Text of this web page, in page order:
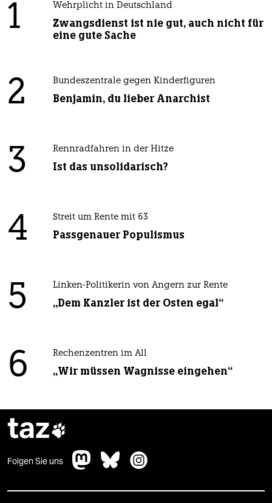
1 Wehrplicht in Deutschland
Zwangsdienst ist nie gut, auch nicht für
eine gute Sache
2 Bundeszentrale gegen Kinderfiguren
Benjamin, du lieber Anarchist
3 Rennradfahren in der Hitze
Ist das unsolidarisch?
4 Streit um Rente mit 63
Passgenauer Populismus
5 Linken-Politikerin von Angern zur Rente
„Dem Kanzler ist der Osten egal“
6 Rechenzentren im All
„Wir müssen Wagnisse eingehen“
taz
Folgen Sie uns